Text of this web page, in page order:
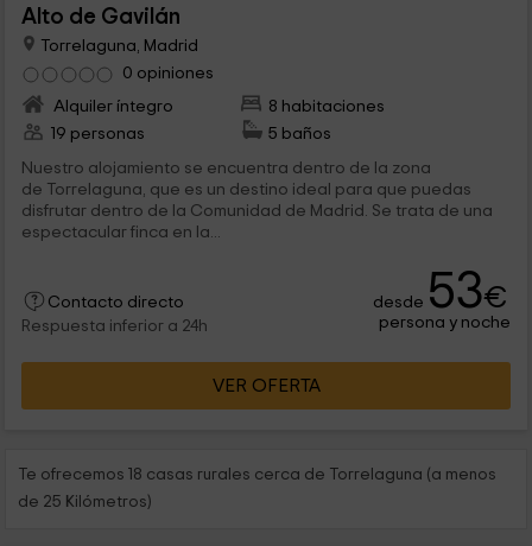
Alto de Gavilán
Torrelaguna, Madrid
0 opiniones
Alquiler íntegro
8 habitaciones
19 personas
5 baños
Nuestro alojamiento se encuentra dentro de la zona
de Torrelaguna, que es un destino ideal para que puedas
disfrutar dentro de la Comunidad de Madrid. Se trata de una
espectacular finca en la...
Contacto directo
Respuesta inferior a 24h
desde 53€
persona y noche
VER OFERTA
Te ofrecemos 18 casas rurales cerca de Torrelaguna (a menos
de 25 Kilómetros)